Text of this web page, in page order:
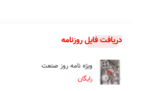
دریافت فایل روزنامه
ویژه نامه روز صنعت
رایگان